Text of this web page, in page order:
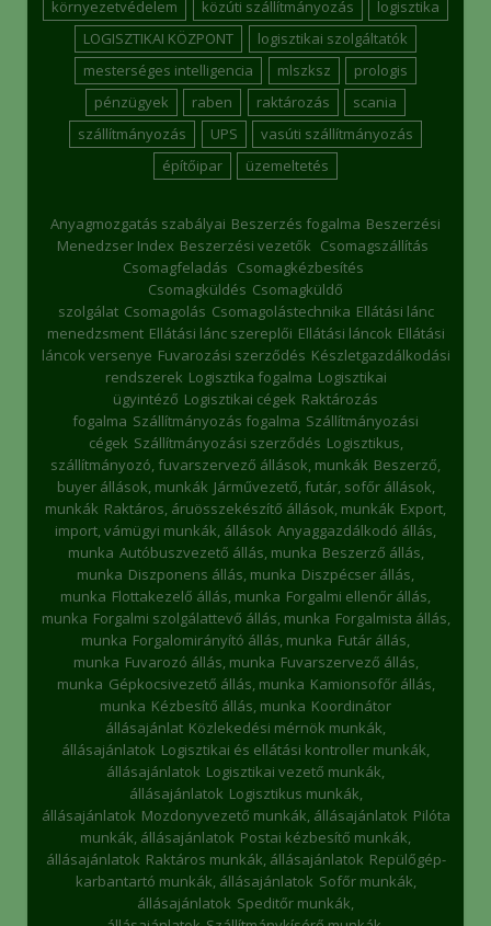
környezetvédelem
közúti szállítmányozás
logisztika
LOGISZTIKAI KÖZPONT
logisztikai szolgáltatók
mesterséges intelligencia
mlszksz
prologis
pénzügyek
raben raktározás
scania
szállítmányozás
UPS
vasúti szállítmányozás
építőipar
üzemeltetés
Anyagmozgatás szabályai Beszerzés fogalma Beszerzési
Menedzser Index Beszerzési vezetők Csomagszállítás
Csomagfeladás Csomagkézbesítés
Csomagküldés Csomagküldő
szolgálat Csomagolás Csomagolástechnika Ellátási lánc
menedzsment Ellátási lánc szereplői Ellátási láncok Ellátási
láncok versenye Fuvarozási szerződés Készletgazdálkodási
rendszerek Logisztika fogalma Logisztikai
ügyintéző Logisztikai cégek Raktározás
fogalma Szállítmányozás fogalma Szállítmányozási
cégek Szállítmányozási szerződés Logisztikus,
szállítmányozó, fuvarszervező állások, munkák Beszerző,
buyer állások, munkák Járművezető, futár, sofőr állások,
munkák Raktáros, áruösszekészítő állások, munkák Export,
import, vámügyi munkák, állások Anyaggazdálkodó állás,
munka Autóbuszvezető állás, munka Beszerző állás,
munka Diszponens állás, munka Diszpécser állás,
munka Flottakezelő állás, munka Forgalmi ellenőr állás,
munka Forgalmi szolgálattevő állás, munka Forgalmista állás,
munka Forgalomirányító állás, munka Futár állás,
munka Fuvarozó állás, munka Fuvarszervező állás,
munka Gépkocsivezető állás, munka Kamionsofőr állás,
munka Kézbesítő állás, munka Koordinátor
állásajánlat Közlekedési mérnök munkák,
állásajánlatok Logisztikai és ellátási kontroller munkák,
állásajánlatok Logisztikai vezető munkák,
állásajánlatok Logisztikus munkák,
állásajánlatok Mozdonyvezető munkák, állásajánlatok Pilóta
munkák, állásajánlatok Postai kézbesítő munkák,
állásajánlatok Raktáros munkák, állásajánlatok Repülőgép-
karbantartó munkák, állásajánlatok Sofőr munkák,
állásajánlatok Speditőr munkák,